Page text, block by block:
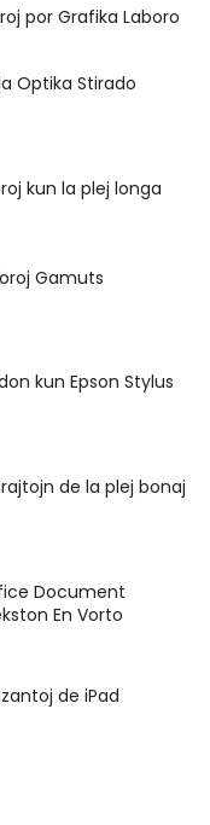
por Grafika Laboro
Optika Stirado
kun la plej longa
Gamuts
kun Epson Stylus
de la plej bonaj
Document
En Vorto
de iPad